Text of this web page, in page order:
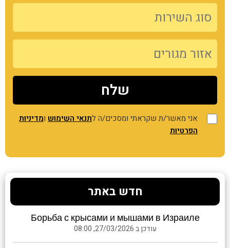
אני מאשר/ת שקראתי ומסכים/ה לתנאי השימוש ומדיניות
הפרטיות
חדש באתר
Борьба с крысами и мышами в Израиле
עודכן ב 27/03/2026, 08:00